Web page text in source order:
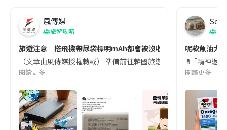
風傳媒
旅遊攻略
旅遊注意｜搭飛機帶尿袋標明mAh都會被沒收😱出發前切記檢查
（文章由風傳媒授權轉載） 準備前往韓國旅遊的民眾，近期要
閱讀更多
Soul
呢款魚油大
💊 ｢精神返
閱讀更多